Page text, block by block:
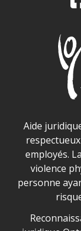
Déclaration
Aide
employés.
violence
personne
Legal Aid